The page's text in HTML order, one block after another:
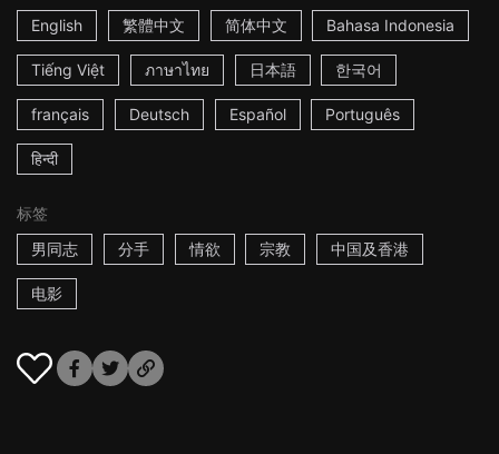
English
繁體中文 简体中文 Bahasa Indonesia
Tiếng Việt ภาษาไทย 日本語 한국어
français Deutsch Español Português
हिन्दी
标签
男同志
分手 情欲 宗教 中国及香港
电影